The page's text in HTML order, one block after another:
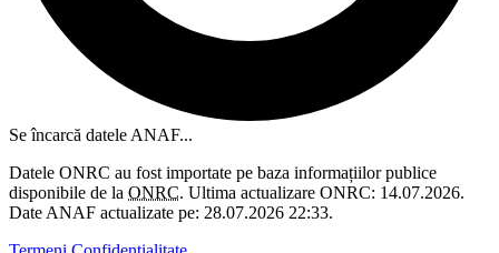
Se încarcă datele ANAF...
Datele ONRC au fost importate pe baza informațiilor publice
disponibile de la ONRC. Ultima actualizare ONRC: 14.07.2026.
Date ANAF actualizate pe: 28.07.2026 22:33.